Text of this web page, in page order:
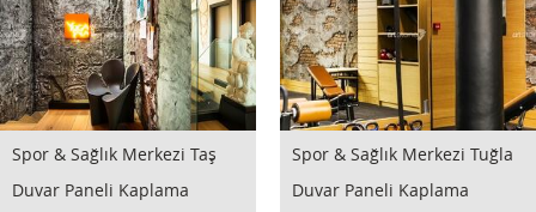
Spor & Sağlık Merkezi Taş
Duvar Paneli Kaplama
Spor & Sağlık Merkezi Tuğla
Duvar Paneli Kaplama